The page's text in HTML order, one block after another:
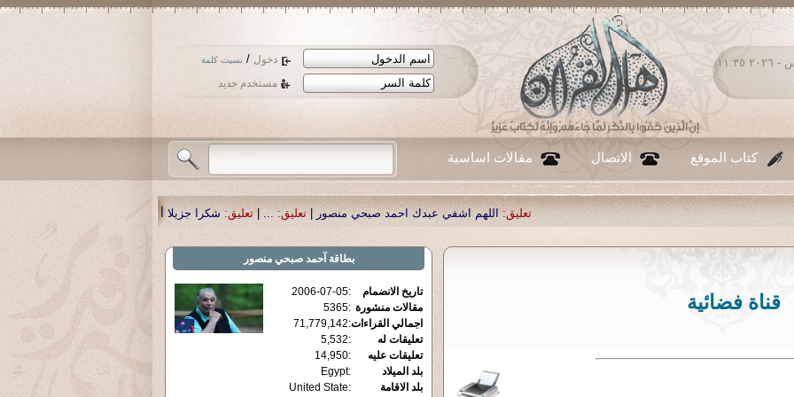
دخول / نسيت كلمة
مستخدم جديد
الخميس ٠٦ - أغسطس - ٢٠٢٦ ١١:٣٥
كتاب الموقع الاتصال مقالات اساسية
اللهم اشفي عبدك احمد صبحي منصور|تعليق: ...
|تعليق: شكرا جزيلا أستاذ حمد الحمد .أكرمكم الله .
قناة فضائية
بطاقة آحمد صبحي منصور
تاريخ الانضمام :
2006-07-05
مقالات منشورة :
5365
اجمالي القراءات:
71,779,142
تعليقات له
:
5,532
تعليقات عليه
:
14,950
بلد الميلاد
:
Egypt
بلد الاقامة
:
United State